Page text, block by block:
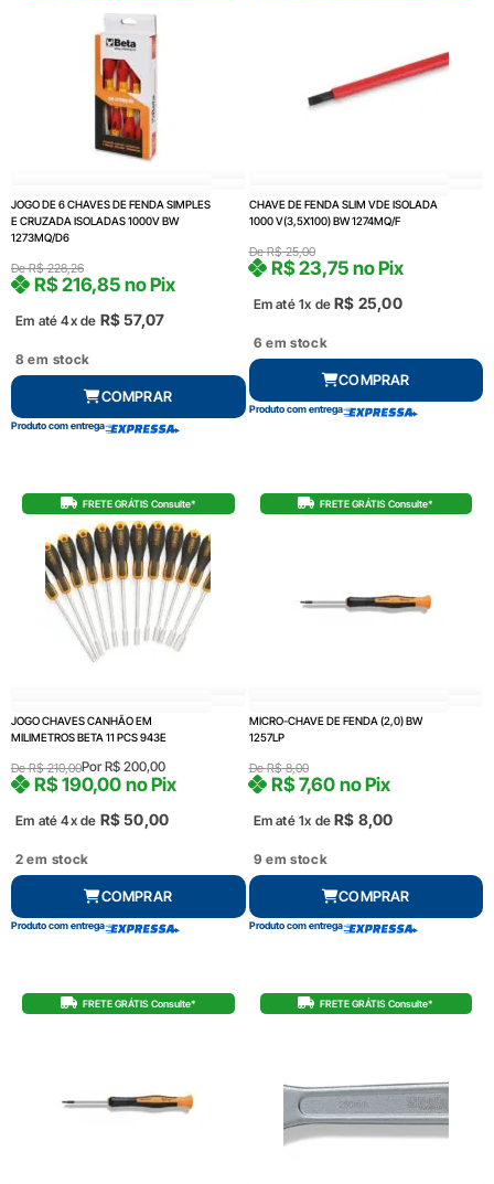
JOGO DE 6 CHAVES DE FENDA SIMPLES
E CRUZADA ISOLADAS 1000V BW
1273MQ/D6
DeR$228,26
Em até 4x de R$57,07
R$216,85 no Pix
8 em stock
COMPRAR
Produto com entrega
CHAVE DE FENDA SLIM VDE ISOLADA
1000 V(3,5X100) BW 1274MQ/F
DeR$25,00
Em até 1x de R$ 25,00
R$23,75 no Pix
6 em stock
COMPRAR
Produto com entrega
FRETE GRÁTIS Consulte*
JOGO CHAVES CANHÃO EM
MILIMETROS BETA 11 PCS 943E
DeR$210,00Por R$ 200,00
Em até 4x de R$50,00
R$190,00 no Pix
2 em stock
COMPRAR
Produto com entrega
FRETE GRÁTIS Consulte*
MICRO-CHAVE DE FENDA (2,0) BW
1257LP
DeR$8,00
Em até 1x de R$ 8,00
R$7,60 no Pix
9 em stock
COMPRAR
Produto com entrega
FRETE GRÁTIS Consulte* FRETE GRÁTIS Consulte*